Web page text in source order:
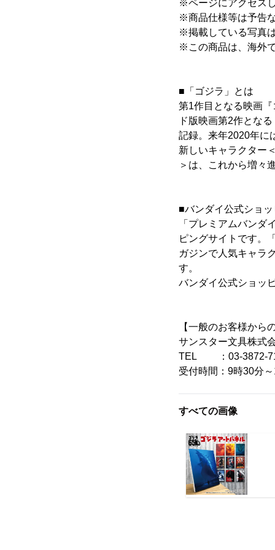
※ページにアクセス
※商品仕様等は予告
※掲載している写真
※この商品は、海外
■「ゴジラ」とは
第1作目となる映画
ド版映画第2作とな
記録。来年2020年に
新しいキャラクター
＞は、これから増々
■バンダイ公式ショ
「プレミアムバンダ
ピングサイトです。
ガジンで人気キャラ
す。
バンダイ公式ショッ
【一般のお客様から
サンスター文具株式
TEL ：03-3872-
受付時間：9時30分
すべての画像